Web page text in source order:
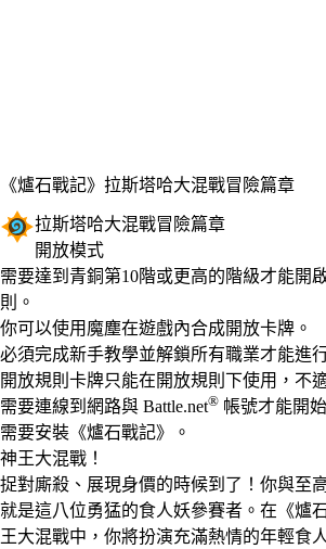
《爐石戰記》 拉斯塔哈大混戰冒險篇章
拉斯塔哈大混戰冒險篇章
開放模式
Product Notification
需要達到青銅第10階或更高的階級才能開
則。
Available actions
你可以使用魔塵在遊戲內合成開放卡牌。
必須完成新手教學並解鎖所有職業才能進
開放規則卡牌只能在開放規則下使用，不
需要連線到網路與 Battle.net® 帳號才能開
需要安裝《爐石戰記》。
神王大混戰！
捉對廝殺、展現身價的時候到了！你與至
就是這八位勇猛的食人妖參賽者。在《爐
王大混戰中，你將扮演充滿熱情的年輕食